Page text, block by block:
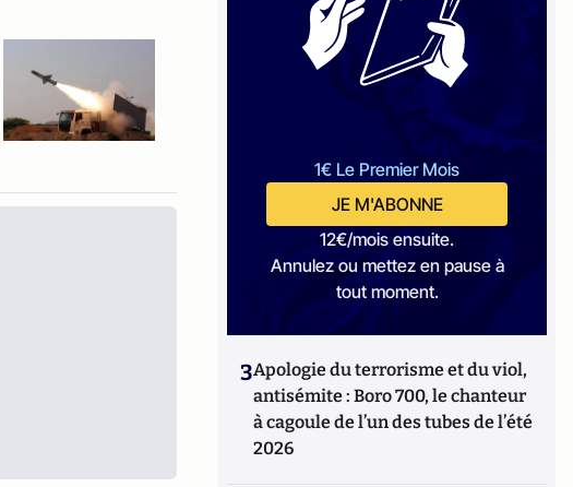
1€ Le Premier Mois
JE M'ABONNE
12€/mois ensuite.
Annulez ou mettez en pause à
tout moment.
3Apologie du terrorisme et du viol,
antisémite : Boro 700, le chanteur
à cagoule de l’un des tubes de l’été
2026